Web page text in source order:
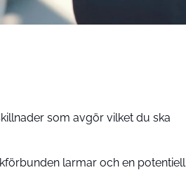
som avgör vilket du ska
larmar och en potentiell